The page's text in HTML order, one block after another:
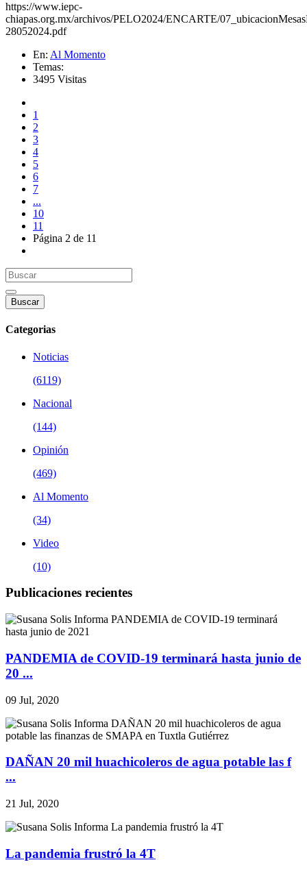
https://www.iepc-
chiapas.org.mx/archivos/PELO2024/ENCARTE/
28052024.pdf
En: Al Momento
Temas:
3495 Visitas
1
2
3
4
5
6
7
...
10
11
Página 2 de 11
Buscar
Categorias
Noticias
(6119)
Nacional
(144)
Opinión
(469)
Al Momento
(34)
Video
(10)
Publicaciones recientes
PANDEMIA de COVID-19 terminará hasta junio de
20 ...
09 Jul, 2020
DAÑAN 20 mil huachicoleros de agua potable las f
...
21 Jul, 2020
La pandemia frustró la 4T